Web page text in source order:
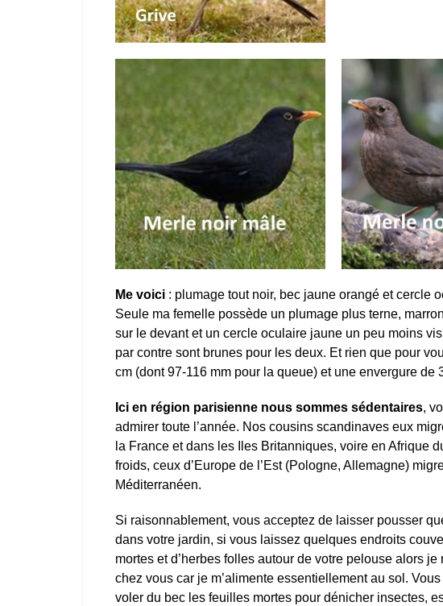
Me voici : plumage tout noir, bec jaune orangé et cercle
Seule ma femelle possède un plumage plus terne,
sur le devant et un cercle oculaire jaune un peu moins
par contre sont brunes pour les deux. Et rien que pour
cm (dont 97-116 mm pour la queue) et une envergure de
Ici en région parisienne nous sommes sédentaires,
admirer toute l’année. Nos cousins scandinaves eux
la France et dans les Iles Britanniques, voire en Afrique
froids, ceux d’Europe de l’Est (Pologne, Allemagne)
Méditerranéen.
Si raisonnablement, vous acceptez de laisser pousser
dans votre jardin, si vous laissez quelques endroits
mortes et d’herbes folles autour de votre pelouse alors
chez vous car je m’alimente essentiellement au sol.
voler du bec les feuilles mortes pour dénicher insectes,